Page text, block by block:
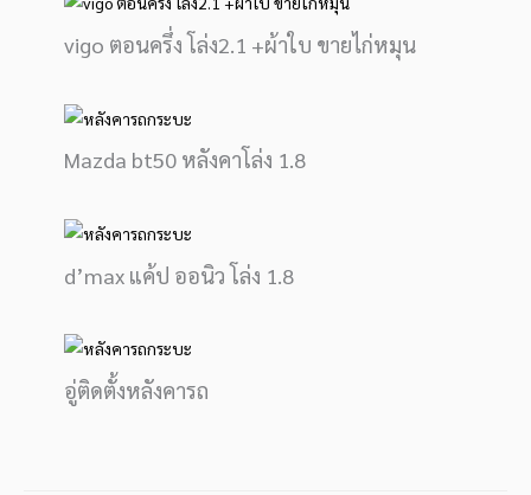
vigo ตอนครึ่ง โล่ง2.1 +ผ้าใบ ขายไก่หมุน
Mazda bt50 หลังคาโล่ง 1.8
d’max แค้ป ออนิว โล่ง 1.8
อู่ติดตั้งหลังคารถ